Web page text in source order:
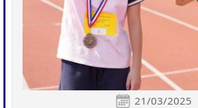
21/03/2025